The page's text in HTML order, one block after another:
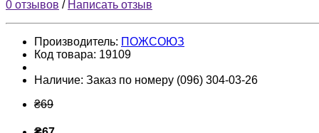
0 отзывов / Написать отзыв
Производитель: ПОЖСОЮЗ
Код товара: 19109
Наличие: Заказ по номеру (096) 304-03-26
₴69